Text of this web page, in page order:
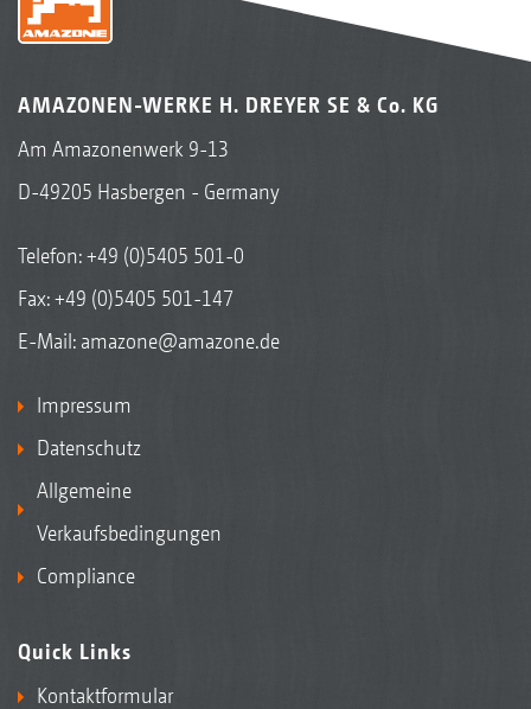
AMAZONEN-WERKE H. DREYER SE & Co. KG
Am Amazonenwerk 9-13
D-49205 Hasbergen - Germany
Telefon:+49 (0)5405 501-0
Fax: +49 (0)5405 501-147
E-Mail: amazone@amazone.de
Impressum
Datenschutz
Allgemeine
Verkaufsbedingungen
Compliance
Quick Links
Kontaktformular